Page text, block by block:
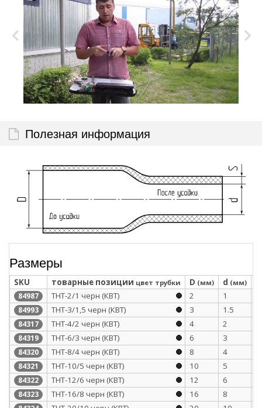
Полезная информация
Размеры
SKU товарные позиции цвет трубки D (мм) d (мм)
84987 ТНТ-2/1 черн (КВТ) 2 1
84993 ТНТ-3/1,5 черн (КВТ) 3 1.5
84317 ТНТ-4/2 черн (КВТ) 4 2
84319 ТНТ-6/3 черн (КВТ) 6 3
84320 ТНТ-8/4 черн (КВТ) 8 4
84321 ТНТ-10/5 черн (КВТ) 10 5
84322 ТНТ-12/6 черн (КВТ) 12 6
84323 ТНТ-16/8 черн (КВТ) 16 8